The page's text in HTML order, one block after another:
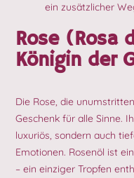
ein zusätzlicher
Rose (Rosa
Königin der
Die Rose, die
Geschenk für alle Sinne.
luxuriös, sondern auch
Emotionen. Rosenöl ist
– ein einziger Tropfen